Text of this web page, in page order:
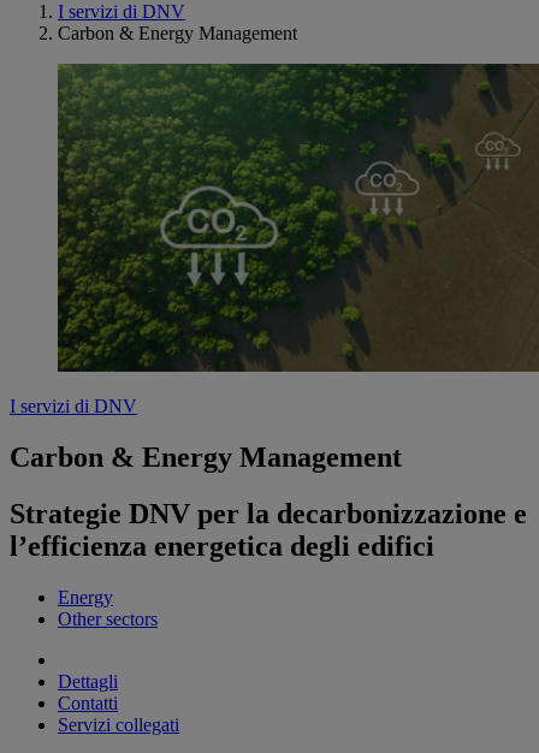
I servizi di DNV
Carbon & Energy Management
I servizi di DNV
Carbon & Energy Management
Strategie DNV per la decarbonizzazione e
l’efficienza energetica degli edifici
Energy
Other sectors
Dettagli
Contatti
Servizi collegati